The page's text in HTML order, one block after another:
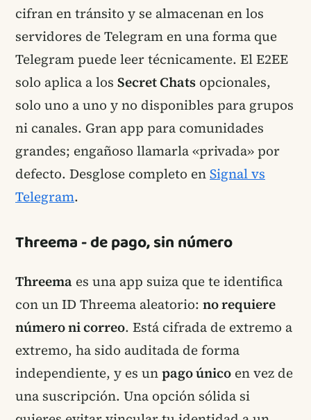
cifran en tránsito y se almacenan en los
servidores de Telegram en una forma que
Telegram puede leer técnicamente. El E2EE
solo aplica a los Secret Chats opcionales,
solo uno a uno y no disponibles para grupos
ni canales. Gran app para comunidades
grandes; engañoso llamarla «privada» por
defecto. Desglose completo enSignal vs
Telegram.
Threema - de pago, sin número
Threema es una app suiza que te identifica
con un ID Threema aleatorio: no requiere
número ni correo. Está cifrada de extremo a
extremo, ha sido auditada de forma
independiente, y es unpago único en vez de
una suscripción. Una opción sólida si